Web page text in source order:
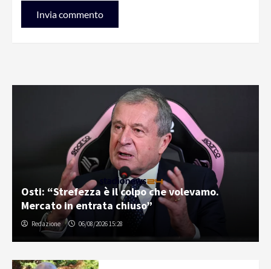
Osti: “Strefezza è il colpo che volevamo.
Mercato in entrata chiuso”
Redazione 06/08/2026 15:28